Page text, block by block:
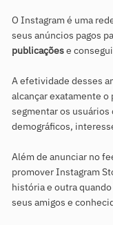
O Instagram é uma
seus anúncios pagos
publicaçõese
A efetividade desses
alcançar exatamente o
segmentar os usuários
demográficos,
Além de anunciar no
promover Instagram
história e outra
seus amigos e